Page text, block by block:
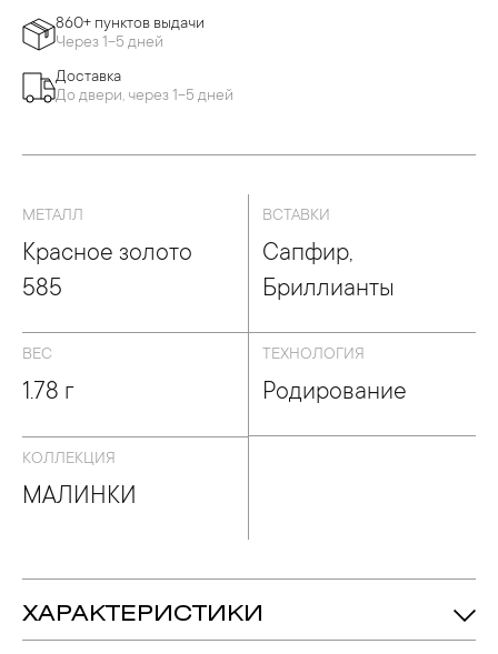
860+ пунктов выдачи
Через 1-5 дней
Доставка
До двери, через 1-5 дней
МЕТАЛЛ
Красное золото
585
ВСТАВКИ
Сапфир,
Бриллианты
ВЕС
1.78 г
ТЕХНОЛОГИЯ
Родирование
КОЛЛЕКЦИЯ
МАЛИНКИ
ХАРАКТЕРИСТИКИ